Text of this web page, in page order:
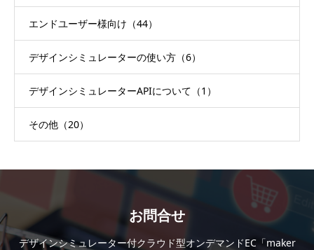
エンドユーザー様向け（44）
デザインシミュレーターの使い方（6）
デザインシミュレーターAPIについて（1）
その他（20）
お問合せ
デザインシミュレーター付クラウド型オンデマンドEC「maker